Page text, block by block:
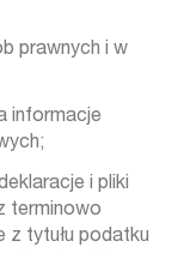
prawnych i w
informacje
i pliki
terminowo
z tytułu podatku